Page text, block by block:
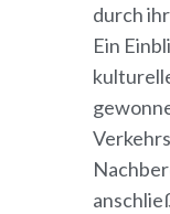
durch
Ein